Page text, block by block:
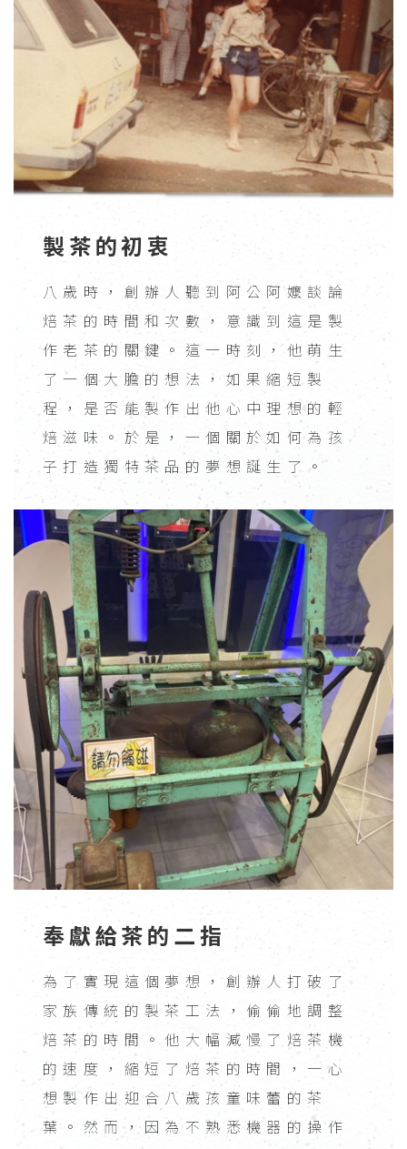
製茶的初衷
八歲時，創辦人聽到阿公阿嬤談論
焙茶的時間和次數，意識到這是製
作老茶的關鍵。這一時刻，他萌生
了一個大膽的想法，如果縮短製
程，是否能製作出他心中理想的輕
焙滋味。於是，一個關於如何為孩
子打造獨特茶品的夢想誕生了。
奉獻給茶的二指
為了實現這個夢想，創辦人打破了
家族傳統的製茶工法，偷偷地調整
焙茶的時間。他大幅減慢了焙茶機
的速度，縮短了焙茶的時間，一心
想製作出迎合八歲孩童味蕾的茶
葉。然而，因為不熟悉機器的操作